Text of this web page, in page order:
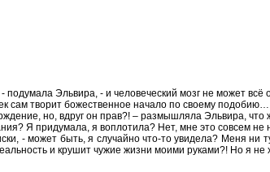
подумала Эльвира, - и человеческий мозг не может всё
сам творит божественное начало по своему подобию…
но, вдруг он прав?! – размышляла Эльвира, что
Я придумала, я воплотила? Нет, мне это совсем
- может быть, я случайно что-то увидела? Меня ни
и крушит чужие жизни моими руками?! Но я не